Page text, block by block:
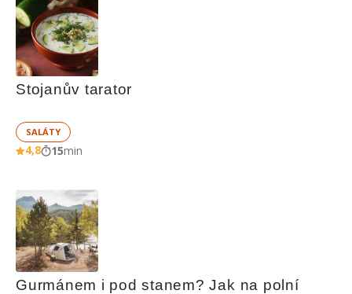
Stojanův tarator
SALÁTY
4,8 15min
Gurmánem i pod stanem? Jak na polní